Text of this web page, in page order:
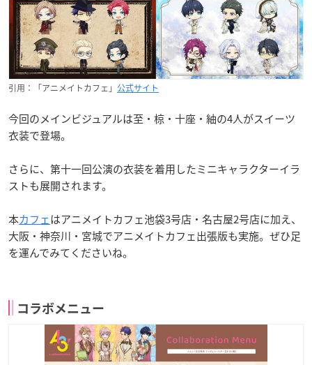
引用：「アニメイトカフェ」 公式サイト
今回のメインビジュアルは至・椋・十座・紬の4人がスイーツ
衣装で登場。
さらに、第十一回公演の衣装を着用したミニキャラクターイラ
ストも展開されます。
本カフェはアニメイトカフェ池袋3号店・名古屋2号店に加え、
大阪・神奈川・宮城でアニメイトカフェ出張版も実施。ぜひ足
を運んでみてくださいね。
コラボメニュー